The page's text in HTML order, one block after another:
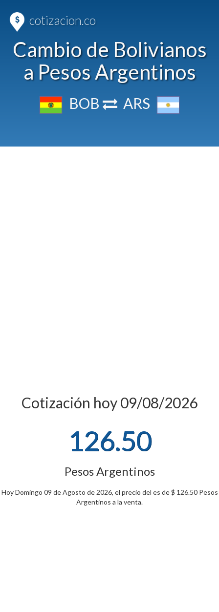
cotizacion.co
Cambio de Bolivianos
a Pesos Argentinos
BOB ARS
Cotización hoy 09/08/2026
126.50
Pesos Argentinos
Hoy Domingo 09 de Agosto de 2026, el precio del es de $ 126.50 Pesos
Argentinos a la venta.